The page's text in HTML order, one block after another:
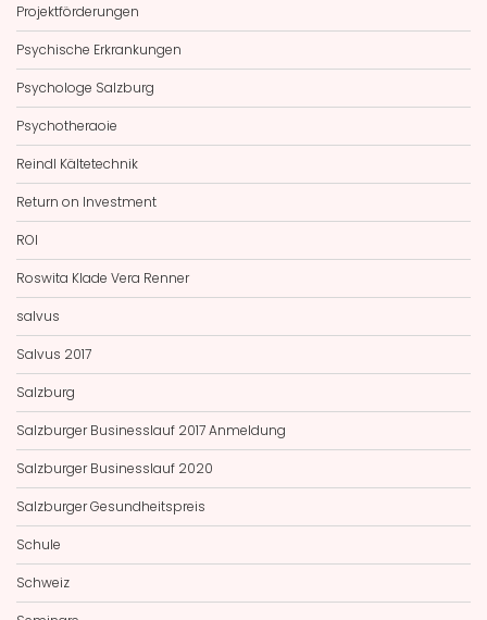
Projektförderungen
Psychische Erkrankungen
Psychologe Salzburg
Psychotheraoie
Reindl Kältetechnik
Return on Investment
ROI
Roswita Klade Vera Renner
salvus
Salvus 2017
Salzburg
Salzburger Businesslauf 2017 Anmeldung
Salzburger Businesslauf 2020
Salzburger Gesundheitspreis
Schule
Schweiz